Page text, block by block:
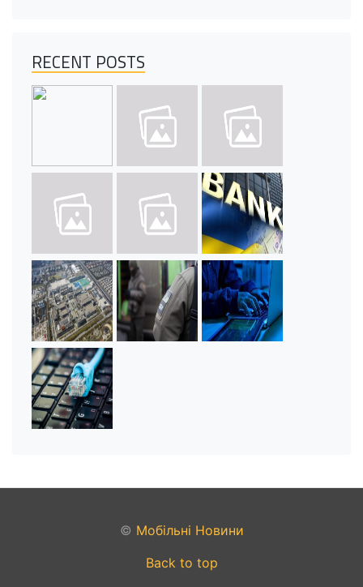
RECENT POSTS
© Мобільні Новини
Back to top